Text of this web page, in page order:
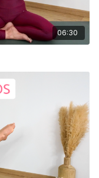
06:30